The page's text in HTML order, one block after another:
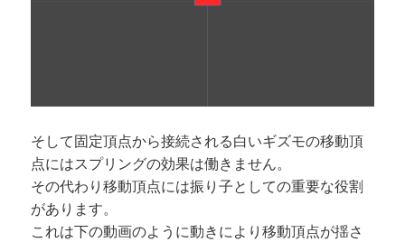
そして固定頂点から接続される白いギズモの移動頂
点にはスプリングの効果は働きません。
その代わり移動頂点には振り子としての重要な役割
があります。
これは下の動画のように動きにより移動頂点が揺さ